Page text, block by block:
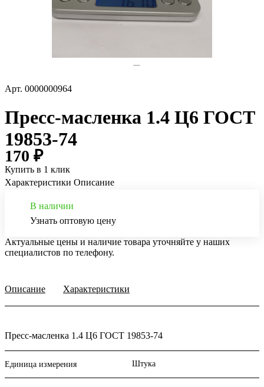
Арт. 0000000964
Пресс-масленка 1.4 Ц6 ГОСТ
19853-74
170 ₽
Купить в 1 клик
Характеристики Описание
В наличии
Узнать оптовую цену
Актуальные цены и наличие товара уточняйте у наших
специалистов по телефону.
Описание Характеристики
Пресс-масленка 1.4 Ц6 ГОСТ 19853-74
Единица измерения Штука